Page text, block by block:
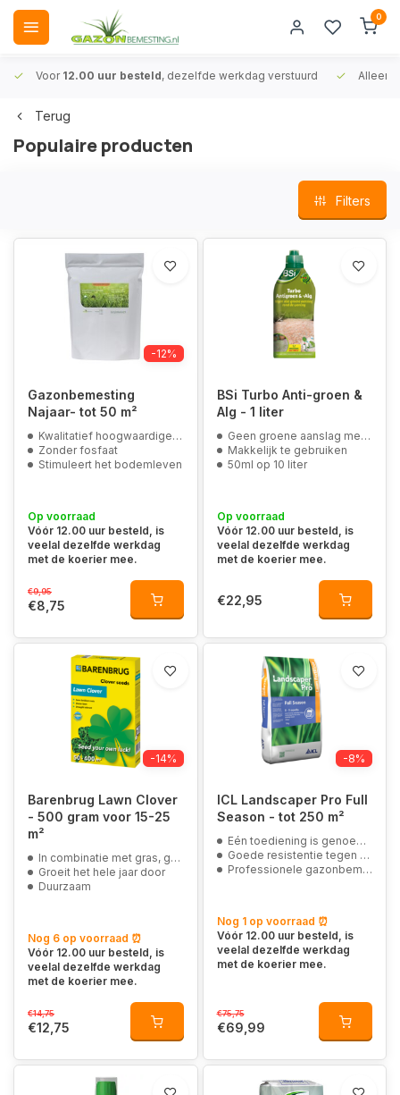
0
Voor 12.00 uur besteld, dezelfde werkdag verstuurd Alleen
Terug
Populaire producten
Filters
-12%
Gazonbemesting
Najaar- tot 50 m²
Kwalitatief hoogwaardige organische bronnen
Zonder fosfaat
Stimuleert het bodemleven
Op voorraad
Vóór 12.00 uur besteld, is
veelal dezelfde werkdag
met de koerier mee.
€9,95
€8,75
BSi Turbo Anti-groen &
Alg - 1 liter
Geen groene aanslag meer rondom het huis
Makkelijk te gebruiken
50ml op 10 liter
Op voorraad
Vóór 12.00 uur besteld, is
veelal dezelfde werkdag
met de koerier mee.
€22,95
-14%
Barenbrug Lawn Clover
- 500 gram voor 15-25
m²
In combinatie met gras, geschikt voor sportgazons
Groeit het hele jaar door
Duurzaam
Nog 6 op voorraad ⏰
Vóór 12.00 uur besteld, is
veelal dezelfde werkdag
met de koerier mee.
€14,75
€12,75
-8%
ICL Landscaper Pro Full
Season - tot 250 m²
Eén toediening is genoeg voor het hele seizoen
Goede resistentie tegen onkruid en mos
Professionele gazonbemesting
Nog 1 op voorraad ⏰
Vóór 12.00 uur besteld, is
veelal dezelfde werkdag
met de koerier mee.
€75,75
€69,99